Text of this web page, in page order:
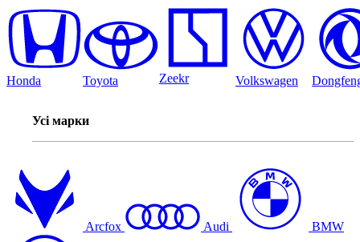
Honda Toyota Zeekr Volkswagen
Усі марки
Arcfox Audi BMW